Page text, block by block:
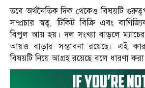
তবে অর্থনৈতিক দিক থেকেও বিষয়টি
সম্প্রচার স্বত্ব, টিকিট বিক্রি এবং
বিপুল আয় হয়। দল সংখ্যা বাড়লে
আয়ও বাড়ার সম্ভাবনা রয়েছে। এই
বিষয়টি নিয়ে আগ্রহ রয়েছে বলে ধারণা করা